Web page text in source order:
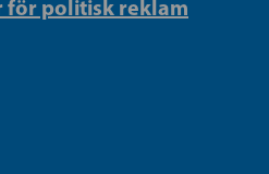
för politisk reklam